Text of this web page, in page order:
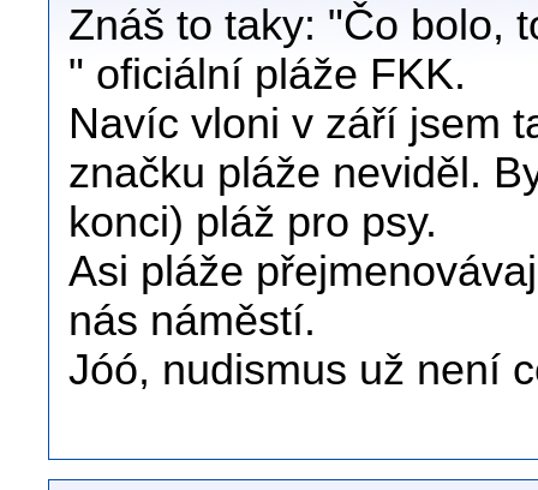
Znáš to taky: "Čo bolo,
" oficiální pláže FKK.
Navíc vloni v září jsem
značku pláže neviděl.
konci) pláž pro psy.
Asi pláže
nás náměstí.
Jóó, nudismus už není